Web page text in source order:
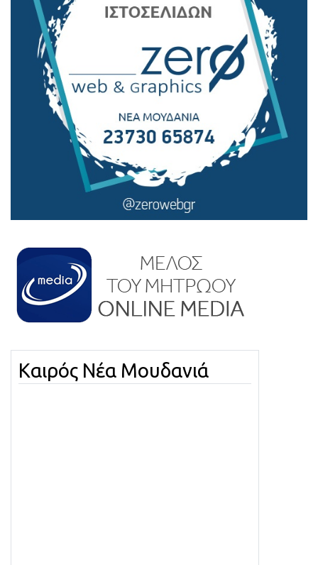
Καιρός Νέα Μουδανιά